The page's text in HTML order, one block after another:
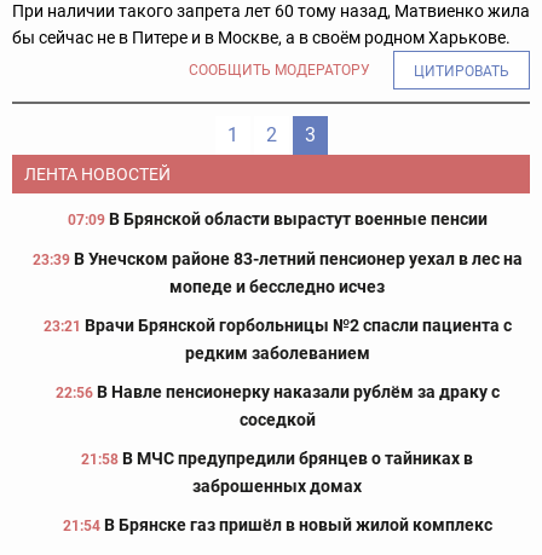
При наличии такого запрета лет 60 тому назад, Матвиенко жила
бы сейчас не в Питере и в Москве, а в своём родном Харькове.
СООБЩИТЬ МОДЕРАТОРУ ЦИТИРОВАТЬ
1 2 3
ЛЕНТА НОВОСТЕЙ
07:09 В Брянской области вырастут военные пенсии
23:39 В Унечском районе 83-летний пенсионер уехал в лес на
мопеде и бесследно исчез
23:21 Врачи Брянской горбольницы №2 спасли пациента с
редким заболеванием
22:56 В Навле пенсионерку наказали рублём за драку с
соседкой
21:58 В МЧС предупредили брянцев о тайниках в
заброшенных домах
21:54 В Брянске газ пришёл в новый жилой комплекс